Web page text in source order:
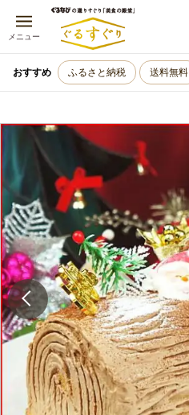
メニュー
おすすめ ふるさと納税 送料無料